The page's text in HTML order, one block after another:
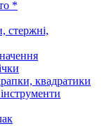
*
стержні,
квадратики